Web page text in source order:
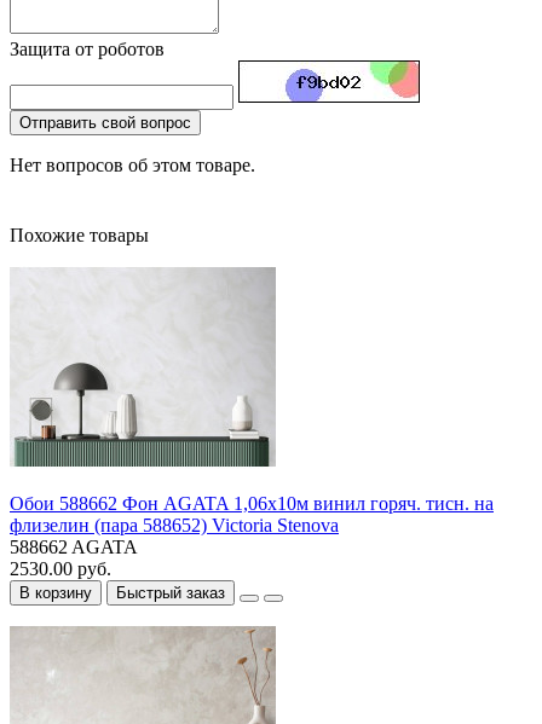
Защита от роботов
Отправить свой вопрос
Нет вопросов об этом товаре.
Похожие товары
Обои 588662 Фон AGATA 1,06х10м винил горяч. тисн. на
флизелин (пара 588652) Victoria Stenova
588662 AGATA
2530.00 руб.
В корзину Быстрый заказ